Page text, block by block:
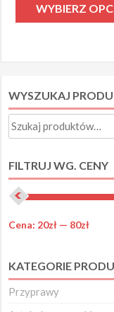
WYBIERZ
WYSZUKAJ
Szukaj:
FILTRUJ WG. CENY
Cena: 20zł — 80zł
KATEGORIE
Przyprawy